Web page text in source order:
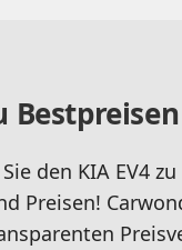
den KIA EV4
Preisen!